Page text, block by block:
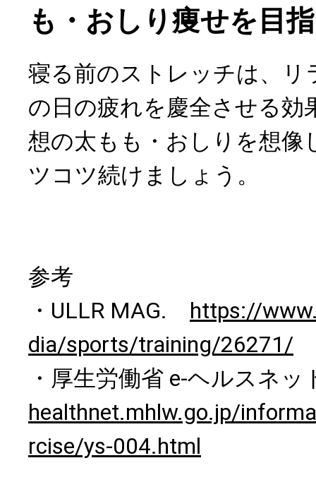
も・おしり痩せを目
寝る前のストレッチは、リ
の日の疲れを慶全させる効
想の太もも・おしりを想像
ツコツ続けましょう。
参考
・ULLR MAG. https://
dia/sports/training/26271/
・厚生労働省 e-ヘルスネ
healthnet.mhlw.go.jp/
rcise/ys-004.html